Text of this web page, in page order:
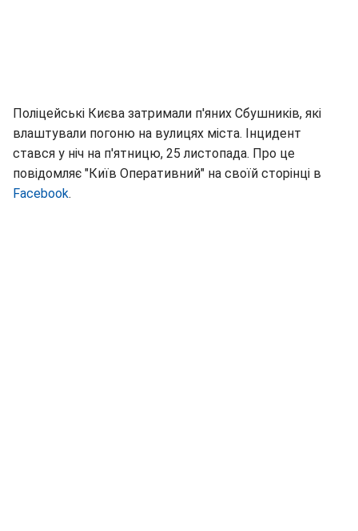
Поліцейські Києва затримали п'яних Сбушників, які
влаштували погоню на вулицях міста. Інцидент
стався у ніч на п'ятницю, 25 листопада. Про це
повідомляє "Київ Оперативний" на своїй сторінці в
Facebook.